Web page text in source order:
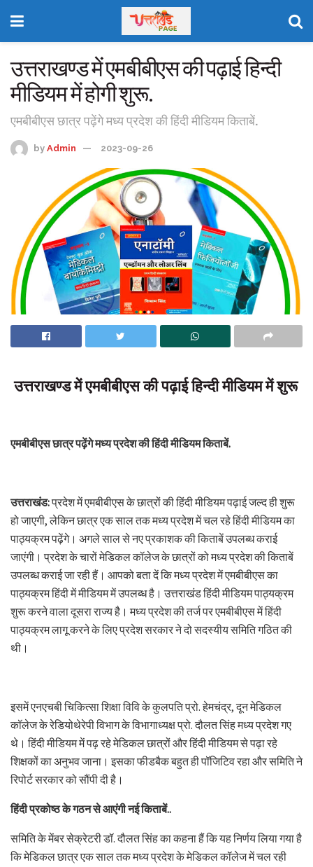
उत्तराखण्ड में एमबीबीएस की पढ़ाई हिन्दी
मीडियम में होगी शुरू.
एमबीबीएस छात्र पढ़ेंगे मध्य प्रदेश की हिंदी मीडियम किताबें.
by Admin 2023-09-26
उत्तराखण्ड में एमबीबीएस की पढ़ाई हिन्दी मीडियम में शुरू
एमबीबीएस छात्र पढ़ेंगे मध्य प्रदेश की हिंदी मीडियम किताबें.
उत्तराखंड:प्रदेश में एमबीबीएस के छात्रों की हिंदी मीडियम पढ़ाई जल्द ही शुरू
हो जाएगी, लेकिन छात्र एक साल तक मध्य प्रदेश में चल रहे हिंदी मीडियम का
पाठ्यक्रम पढ़ेंगे। अगले साल से नए प्रकाशक की किताबें उपलब्ध कराई
जाएंगी। प्रदेश के चारों मेडिकल कॉलेज के छात्रों को मध्य प्रदेश की किताबें
उपलब्ध कराई जा रही हैं। आपको बता दें कि मध्य प्रदेश में एमबीबीएस का
पाठ्यक्रम हिंदी में मीडियम में उपलब्ध है। उत्तराखंड हिंदी मीडियम पाठ्यक्रम
शुरू करने वाला दूसरा राज्य है। मध्य प्रदेश की तर्ज पर एमबीबीएस में हिंदी
पाठ्यक्रम लागू करने के लिए प्रदेश सरकार ने दो सदस्यीय समिति गठित की
थी।
इसमें एनएचबी चिकित्सा शिक्षा विवि के कुलपति प्रो. हेमचंद्र, दून मेडिकल
कॉलेज के रेडियोथेरेपी विभाग के विभागाध्यक्ष प्रो. दौलत सिंह मध्य प्रदेश गए
थे। हिंदी मीडियम में पढ़ रहे मेडिकल छात्रों और हिंदी मीडियम से पढ़ा रहे
शिक्षकों का अनुभव जाना। इसका फीडबैक बहुत ही पॉजिटिव रहा और समिति ने
रिपोर्ट सरकार को सौंपी दी है।
हिंदी प्रकोष्ठ के गठन से आएंगी नई किताबें..
समिति के मेंबर सेक्रेटरी डॉ. दौलत सिंह का कहना हैं कि यह निर्णय लिया गया है
कि मेडिकल छात्र एक साल तक मध्य प्रदेश के मेडिकल कॉलेज में चल रही